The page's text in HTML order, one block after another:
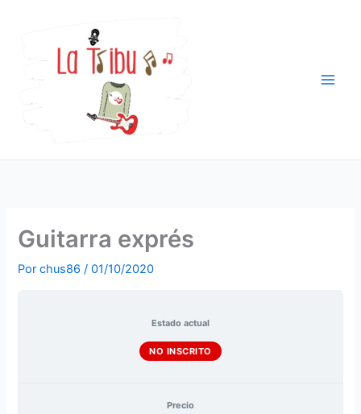
Guitarra exprés
Porchus86/01/10/2020
Estado actual
NO INSCRITO
Precio